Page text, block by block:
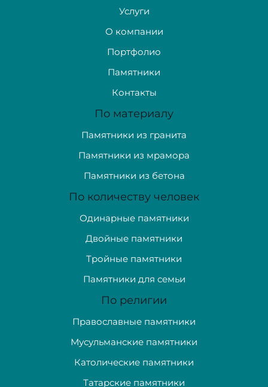
Услуги
О компании
Портфолио
Памятники
Контакты
По материалу
Памятники из гранита
Памятники из мрамора
Памятники из бетона
По количеству человек
Одинарные памятники
Двойные памятники
Тройные памятники
Памятники для семьи
По религии
Православные памятники
Мусульманские памятники
Католические памятники
Татарские памятники